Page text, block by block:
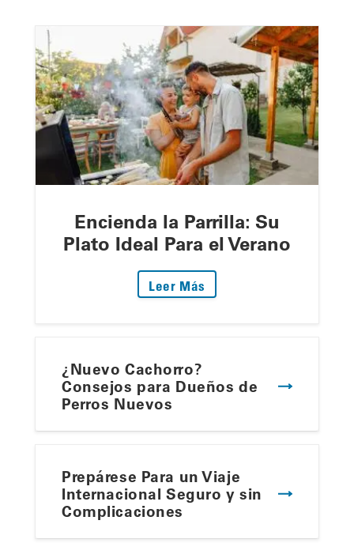
Encienda la Parrilla: Su
Plato Ideal Para el Verano
Leer Más
¿Nuevo Cachorro?
Consejos para Dueños de
Perros Nuevos
Prepárese Para un Viaje
Internacional Seguro y sin
Complicaciones